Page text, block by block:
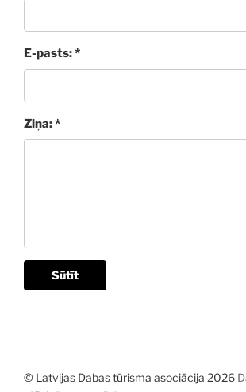
E-pasts: *
Ziņa: *
Sūtīt
© Latvijas Dabas tūrisma asociācija 2026